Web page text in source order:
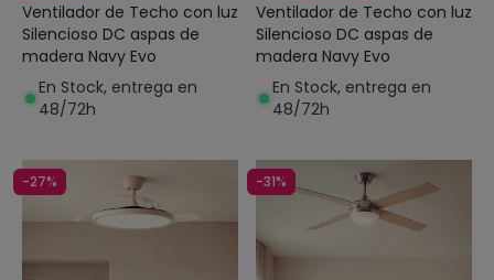
Ventilador de Techo con luz
Silencioso DC aspas de
madera Navy Evo
En Stock, entrega en
48/72h
Ventilador de Techo con luz
Silencioso DC aspas de
madera Navy Evo
En Stock, entrega en
48/72h
-27% -31%